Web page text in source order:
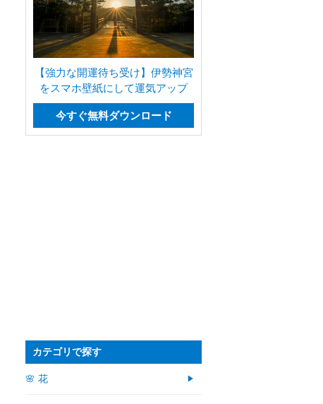
【強力な開運待ち受け】伊勢神宮
をスマホ壁紙にして運気アップ
今すぐ無料ダウンロード
カテゴリで探す
🌸 花